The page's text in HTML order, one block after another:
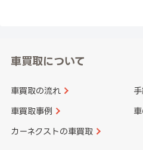
車買取について
車買取の流れ
車買取事例
カーネクストの車買取